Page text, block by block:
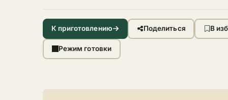
К приготовлению Поделиться В
Режим готовки